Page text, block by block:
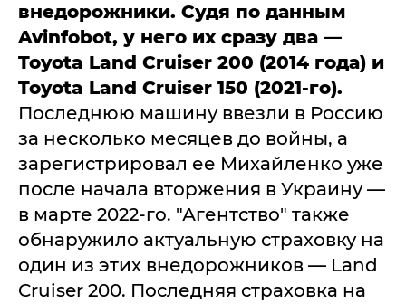
внедорожники. Судя по данным
Avinfobot, у него их сразу два —
Toyota Land Cruiser 200 (2014 года) и
Toyota Land Cruiser 150 (2021-го).
Последнюю машину ввезли в Россию
за несколько месяцев до войны, а
зарегистрировал ее Михайленко уже
после начала вторжения в Украину —
в марте 2022-го. "Агентство" также
обнаружило актуальную страховку на
один из этих внедорожников — Land
Cruiser 200. Последняя страховка на